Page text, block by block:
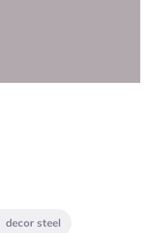
decor steel